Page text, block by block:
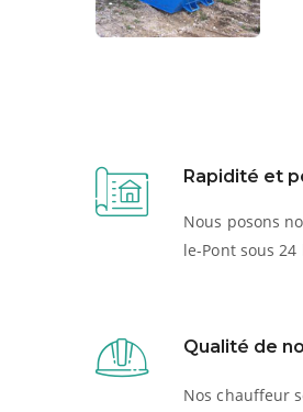
Rapidité et
Nous posons
le-Pont sous 24
Qualité de
Nos chauffeur